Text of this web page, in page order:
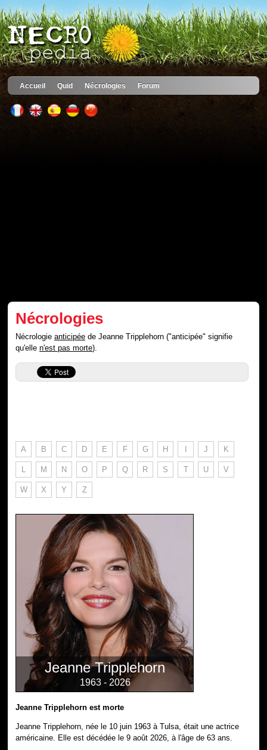
Accueil Quid Nécrologies Forum
Nécrologies
Nécrologieanticipée de Jeanne Tripplehorn ("anticipée" signifie
qu'ellen'est pas morte).
A B C D E F G H I J K
L M N O P Q R S T U V
W X Y Z
Jeanne Tripplehorn
1963 - 2026
Jeanne Tripplehorn est morte
Jeanne Tripplehorn, née le 10 juin 1963 à Tulsa, était une actrice
américaine. Elle est décédée le 9 août 2026, à l'âge de 63 ans.